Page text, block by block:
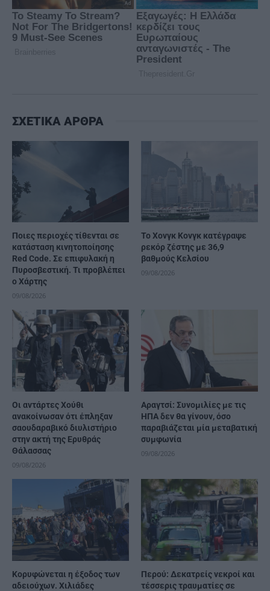
ΣΧΕΤΙΚΑ ΑΡΘΡΑ
Ποιες περιοχές τίθενται σε
κατάσταση κινητοποίησης
Red Code. Σε επιφυλακή η
Πυροσβεστική. Τι προβλέπει
ο Χάρτης
09/08/2026
Το Χονγκ Κονγκ κατέγραψε
ρεκόρ ζέστης με 36,9
βαθμούς Κελσίου
09/08/2026
Οι αντάρτες Χούθι
ανακοίνωσαν ότι έπληξαν
σαουδαραβικό διυλιστήριο
στην ακτή της Ερυθράς
Θάλασσας
09/08/2026
Αραγτσί: Συνομιλίες με τις
ΗΠΑ δεν θα γίνουν, όσο
παραβιάζεται μία μεταβατική
συμφωνία
09/08/2026
Κορυφώνεται η έξοδος των
αδειούχων. Χιλιάδες
Περού: Δεκατρείς νεκροί και
τέσσερις τραυματίες σε